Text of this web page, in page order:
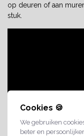
Cookies 🍪
We gebruiken
beter en
op deuren of aan
stuk.